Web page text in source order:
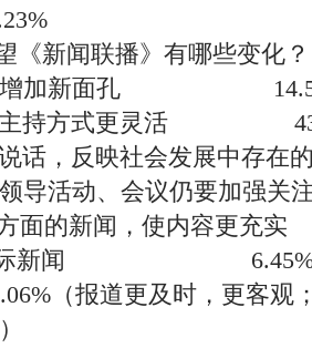
新闻联播》有哪些变化？
增加新面孔
持方式更灵活
，反映社会发展中存在
活动、会议仍要加强
的新闻，使内容更充
际新闻
（报道更及时，更客观